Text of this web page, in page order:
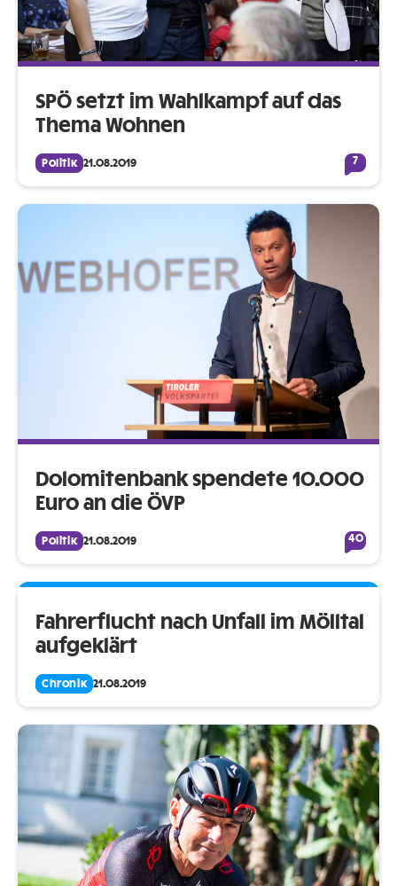
SPÖ setzt im Wahlkampf auf das
Thema Wohnen
Politik 21.08.2019 7
Dolomitenbank spendete 10.000
Euro an die ÖVP
Politik 21.08.2019 40
Fahrerflucht nach Unfall im Mölltal
aufgeklärt
Chronik 21.08.2019